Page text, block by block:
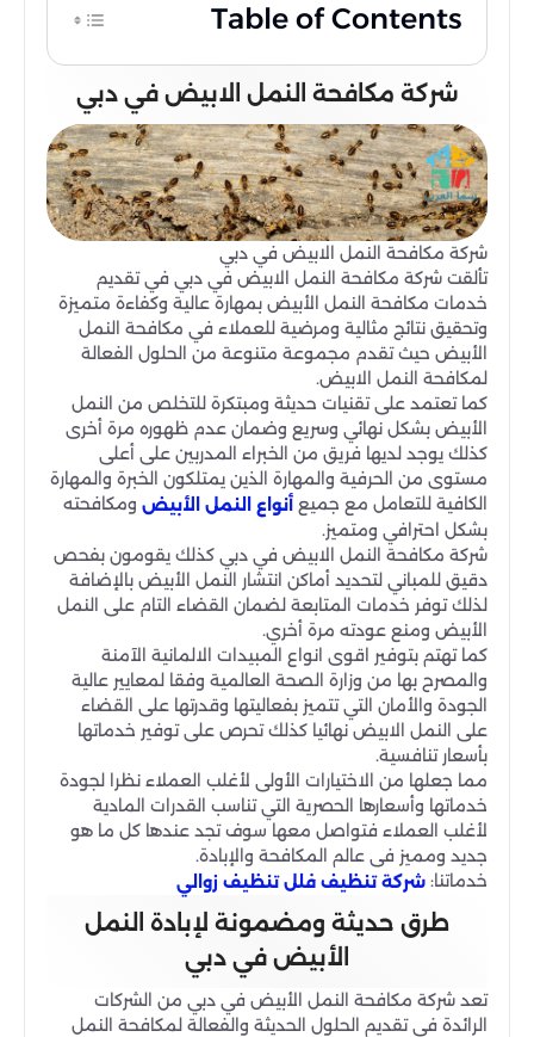
Table of Contents
شركة مكافحة النمل الابيض في دبي
شركة مكافحة النمل الابيض في دبي
تألقت شركة مكافحة النمل الابيض في دبي في تقديم
خدمات مكافحة النمل الأبيض بمهارة عالية وكفاءة متميزة
وتحقيق نتائج مثالية ومرضية للعملاء في مكافحة النمل
الأبيض حيث تقدم مجموعة متنوعة من الحلول الفعالة
لمكافحة النمل الابيض.
كما تعتمد على تقنيات حديثة ومبتكرة للتخلص من النمل
الأبيض بشكل نهائي وسريع وضمان عدم ظهوره مرة أخرى
كذلك يوجد لديها فريق من الخبراء المدربين على أعلى
مستوى من الحرفية والمهارة الذين يمتلكون الخبرة والمهارة
الكافية للتعامل مع جميع أنواع النمل الأبيض ومكافحته
بشكل احترافي ومتميز.
شركة مكافحة النمل الابيض في دبي كذلك يقومون بفحص
دقيق للمباني لتحديد أماكن انتشار النمل الأبيض بالإضافة
لذلك توفر خدمات المتابعة لضمان القضاء التام على النمل
الأبيض ومنع عودته مرة أخري.
كما تهتم بتوفير اقوى انواع المبيدات الالمانية الآمنة
والمصرح بها من وزارة الصحة العالمية وفقا لمعايير عالية
الجودة والأمان التي تتميز بفعاليتها وقدرتها على القضاء
على النمل الابيض نهائيا كذلك تحرص على توفير خدماتها
بأسعار تنافسية.
مما جعلها من الاختيارات الأولى لأغلب العملاء نظرا لجودة
خدماتها وأسعارها الحصرية التي تناسب القدرات المادية
لأغلب العملاء فتواصل معها سوف تجد عندها كل ما هو
جديد ومميز فى عالم المكافحة والإبادة.
خدماتنا: شركة تنظيف فلل تنظيف زوالي
طرق حديثة ومضمونة لإبادة النمل
الأبيض في دبي
تعد شركة مكافحة النمل الأبيض في دبي من الشركات
الرائدة في تقديم الحلول الحديثة والفعالة لمكافحة النمل